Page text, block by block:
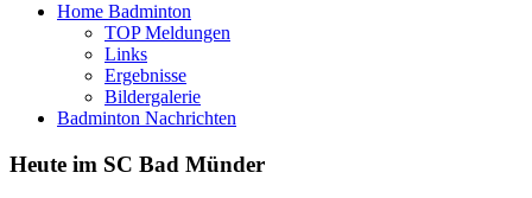
Home Badminton
TOP Meldungen
Links
Ergebnisse
Bildergalerie
Badminton Nachrichten
Heute im SC Bad Münder